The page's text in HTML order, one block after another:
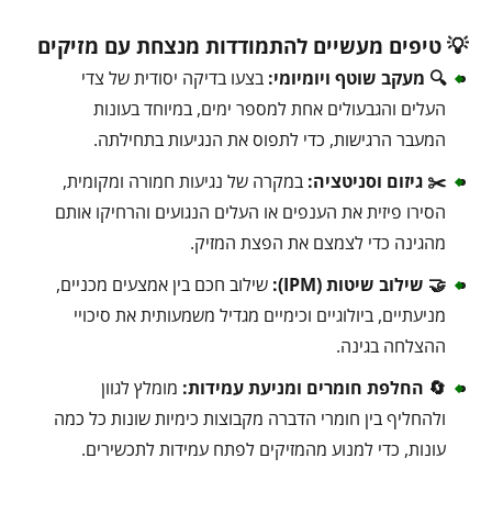
💡 טיפים מעשיים להתמודדות מנצחת עם מזיקים
🔍 מעקב שוטף ויומיומי: בצעו בדיקה יסודית של צדי
העלים והגבעולים אחת למספר ימים, במיוחד בעונות
המעבר הרגישות, כדי לתפוס את הנגיעות בתחילתה.
✂️ גיזום וסניטציה: במקרה של נגיעות חמורה ומקומית,
הסירו פיזית את הענפים או העלים הנגועים והרחיקו אותם
מהגינה כדי לצמצם את הפצת המזיק.
🤝 שילוב שיטות (IPM):
שילוב חכם בין אמצעים מכניים,
מניעתיים, ביולוגיים וכימיים מגדיל משמעותית את סיכויי
ההצלחה בגינה.
🔄 החלפת חומרים ומניעת עמידות: מומלץ לגוון
ולהחליף בין חומרי הדברה מקבוצות כימיות שונות כל כמה
עונות, כדי למנוע מהמזיקים לפתח עמידות לתכשירים.